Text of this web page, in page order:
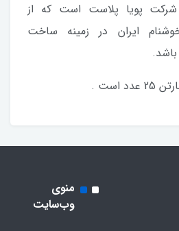
پویا پلاست است که از
خوشنام ایران در زمینه ساخت
است .
منوی
وب‌سایت